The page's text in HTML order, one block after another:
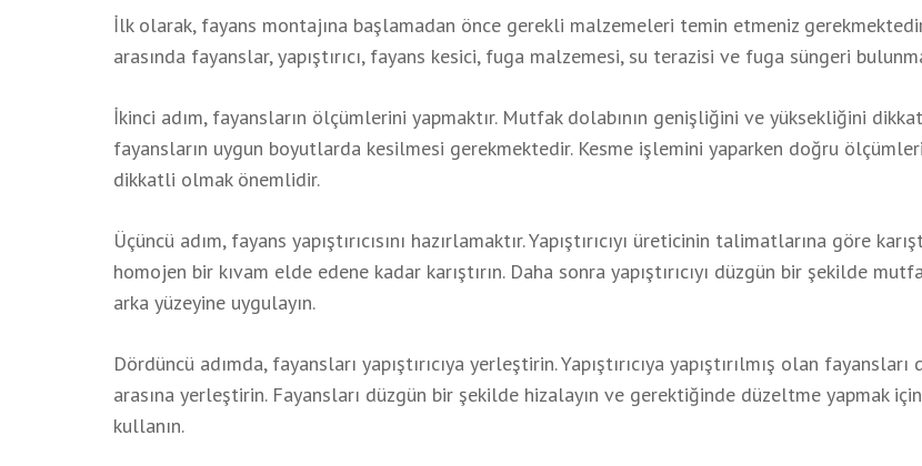
İlk olarak, fayans montajına başlamadan önce gerekli malzemeleri temin etmeniz
arasında fayanslar, yapıştırıcı, fayans kesici, fuga malzemesi, su terazisi ve fuga süngeri
İkinci adım, fayansların ölçümlerini yapmaktır. Mutfak dolabının genişliğini ve yüksekliğini
fayansların uygun boyutlarda kesilmesi gerekmektedir. Kesme işlemini yaparken doğru
dikkatli olmak önemlidir.
Üçüncü adım, fayans yapıştırıcısını hazırlamaktır. Yapıştırıcıyı üreticinin talimatlarına göre
homojen bir kıvam elde edene kadar karıştırın. Daha sonra yapıştırıcıyı düzgün bir şekilde
arka yüzeyine uygulayın.
Dördüncü adımda, fayansları yapıştırıcıya yerleştirin. Yapıştırıcıya yapıştırılmış olan
arasına yerleştirin. Fayansları düzgün bir şekilde hizalayın ve gerektiğinde düzeltme yapmak
kullanın.